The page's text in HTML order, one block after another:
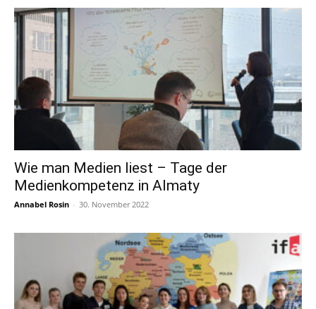
Wie man Medien liest – Tage der
Medienkompetenz in Almaty
Annabel Rosin - 30. November 2022